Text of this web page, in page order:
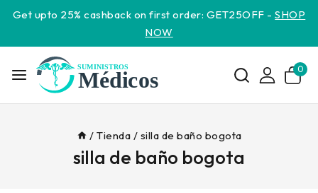
Get upto 25% cashback on first order: GET25OFF -SHOP
NOW
0
/ Tienda / silla de baño bogota
silla de baño bogota